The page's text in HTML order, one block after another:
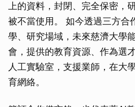
上的資料，封閉、完全保密，
被不當使用。 如今透過三方合
學、研究場域，未來慈濟大學
會，提供的教育資源、作為選
人工實驗室，支援業師，在大
育網絡。